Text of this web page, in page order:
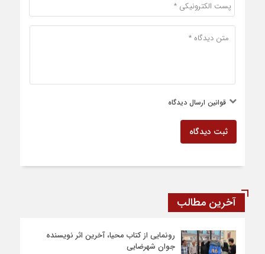
قوانین ارسال دیدگاه
ثبت دیدگاه
آخرین مطالب
رونمایی از کتاب محیا، آخرین اثر نویسنده
جوان شهرضایی